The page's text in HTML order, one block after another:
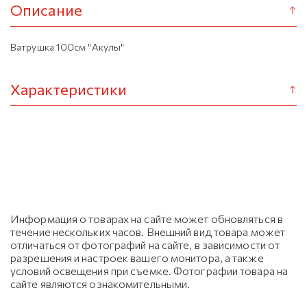
Описание
Ватрушка 100см "Акулы"
Характеристики
Информация о товарах на сайте может обновляться в
течение нескольких часов. Внешний вид товара может
отличаться от фотографий на сайте, в зависимости от
разрешения и настроек вашего монитора, а также
условий освещения при съемке. Фотографии товара на
сайте являются ознакомительными.